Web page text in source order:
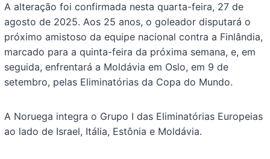
A alteração foi confirmada nesta quarta-feira, 27 de
agosto de 2025. Aos 25 anos, o goleador disputará o
próximo amistoso da equipe nacional contra a Finlândia,
marcado para a quinta-feira da próxima semana, e, em
seguida, enfrentará a Moldávia em Oslo, em 9 de
setembro, pelas Eliminatórias da Copa do Mundo.
A Noruega integra o Grupo I das Eliminatórias Europeias
ao lado de Israel, Itália, Estônia e Moldávia.